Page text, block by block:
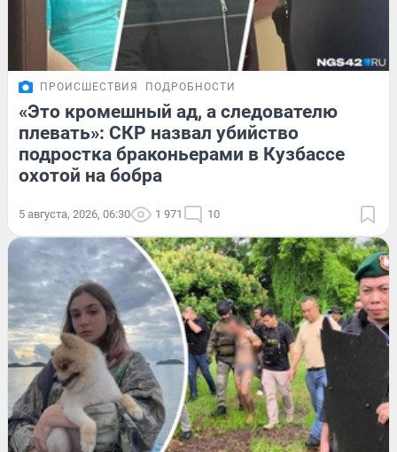
ПРОИСШЕСТВИЯ ПОДРОБНОСТИ
«Это кромешный ад, а следователю
плевать»: СКР назвал убийство
подростка браконьерами в Кузбассе
охотой на бобра
5 августа, 2026, 06:30 1 971 10